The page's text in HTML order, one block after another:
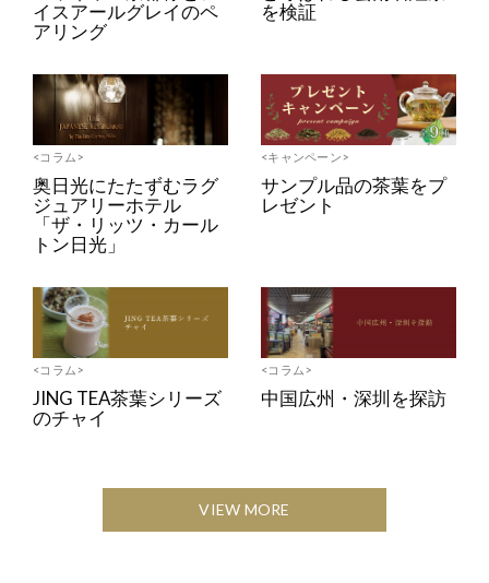
イスアールグレイのペ
アリング
を検証
<コラム>
奥日光にたたずむラグ
ジュアリーホテル
「ザ・リッツ・カール
トン日光」
<キャンペーン>
サンプル品の茶葉をプ
レゼント
<コラム>
JING TEA茶葉シリーズ
のチャイ
<コラム>
中国広州・深圳を探訪
VIEW MORE